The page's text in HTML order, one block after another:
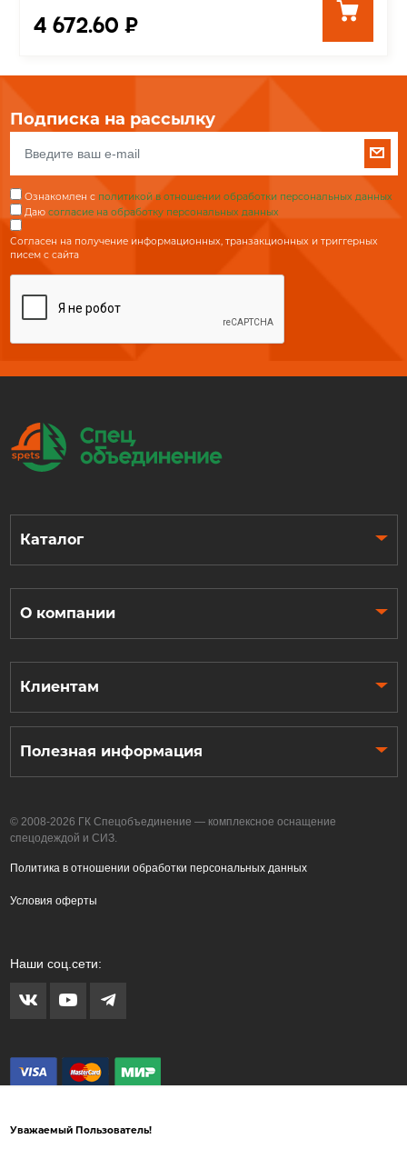
4 672.60 ₽
Подписка на рассылку
Ознакомлен с политикой в отношении обработки персональных данных
Даю согласие на обработку персональных данных
Согласен на получение информационных, транзакционных и триггерных
писем с сайта
Каталог
О компании
Клиентам
Полезная информация
© 2008-2026 ГК Спецобъединение — комплексное оснащение
спецодеждой и СИЗ.
Политика в отношении обработки персональных данных
Условия оферты
Наши соц.сети:
Уважаемый Пользователь!